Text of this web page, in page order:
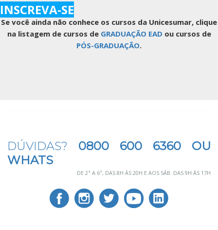
INSCREVA-SE
Se você ainda não conhece os cursos da Unicesumar, clique
na listagem de cursos de GRADUAÇÃO EAD ou cursos de
PÓS-GRADUAÇÃO.
DÚVIDAS? 0800 600 6360 OU
WHATS
DE 2ª A 6ª, DAS 8H ÀS 20H E AOS SÁB. DAS 9H ÀS 17H